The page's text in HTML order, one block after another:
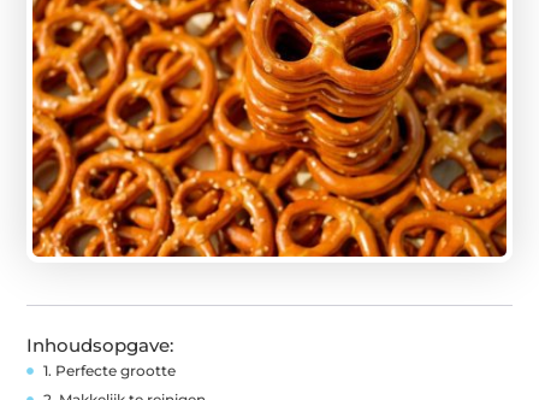
Inhoudsopgave:
1. Perfecte grootte